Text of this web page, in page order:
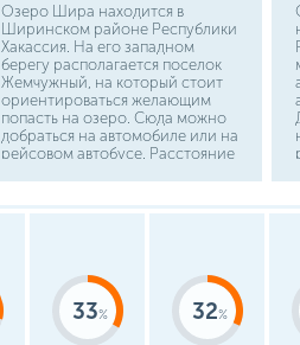
Озеро Шира находится в
Ширинском районе Республики
Хакассия. На его западном
берегу располагается поселок
Жемчужный, на который стоит
ориентироваться желающим
попасть на озеро. Сюда можно
добраться на автомобиле или на
рейсовом автобусе. Расстояние
преодолеть 390 км. К озеру
можно подъехать со стороны
западного, южного и
восточного берега.
33 32